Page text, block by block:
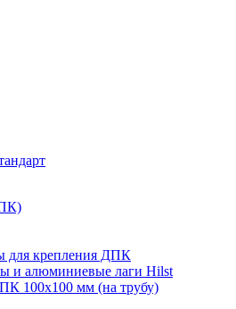
для крепления ДПК
и алюминиевые лаги Hilst
100х100 мм (на трубу)